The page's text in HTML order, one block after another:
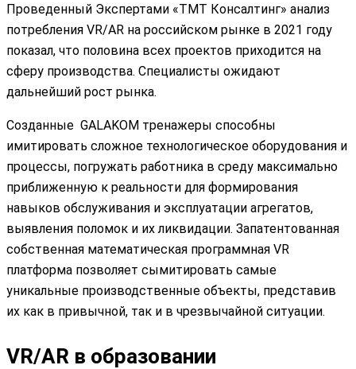
Проведенный Экспертами «ТМТ Консалтинг» анализ
потребления VR/AR на российском рынке в 2021 году
показал, что половина всех проектов приходится на
сферу производства. Специалисты ожидают
дальнейший рост рынка.
Созданные GALAKOM тренажеры способны
имитировать сложное технологическое оборудования и
процессы, погружать работника в среду максимально
приближенную к реальности для формирования
навыков обслуживания и эксплуатации агрегатов,
выявления поломок и их ликвидации. Запатентованная
собственная математическая программная VR
платформа позволяет сымитировать самые
уникальные производственные объекты, представив
их как в привычной, так и в чрезвычайной ситуации.
VR/AR в образовании